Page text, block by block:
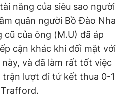
năng của siêu sao người
quân người Bồ Đào Nha
của ông (M.U) đã áp
cận khác khi đối mặt với
và đã làm rất tốt việc
trận lượt đi tứ kết thua 0-1